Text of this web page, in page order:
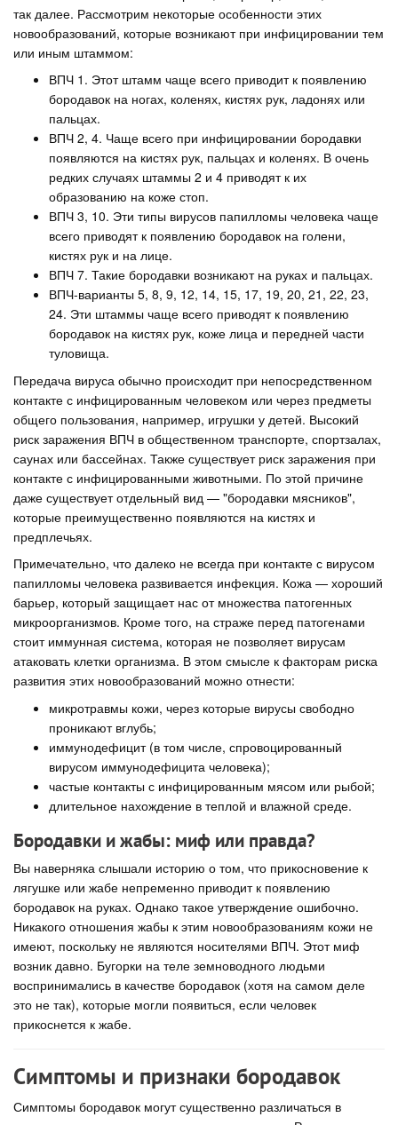
так далее. Рассмотрим некоторые особенности этих
новообразований, которые возникают при инфицировании тем
или иным штаммом:
ВПЧ 1. Этот штамм чаще всего приводит к появлению
бородавок на ногах, коленях, кистях рук, ладонях или
пальцах.
ВПЧ 2, 4. Чаще всего при инфицировании бородавки
появляются на кистях рук, пальцах и коленях. В очень
редких случаях штаммы 2 и 4 приводят к их
образованию на коже стоп.
ВПЧ 3, 10. Эти типы вирусов папилломы человека чаще
всего приводят к появлению бородавок на голени,
кистях рук и на лице.
ВПЧ 7. Такие бородавки возникают на руках и пальцах.
ВПЧ-варианты 5, 8, 9, 12, 14, 15, 17, 19, 20, 21, 22, 23,
24. Эти штаммы чаще всего приводят к появлению
бородавок на кистях рук, коже лица и передней части
туловища.
Передача вируса обычно происходит при непосредственном
контакте с инфицированным человеком или через предметы
общего пользования, например, игрушки у детей. Высокий
риск заражения ВПЧ в общественном транспорте, спортзалах,
саунах или бассейнах. Также существует риск заражения при
контакте с инфицированными животными. По этой причине
даже существует отдельный вид — "бородавки мясников",
которые преимущественно появляются на кистях и
предплечьях.
Примечательно, что далеко не всегда при контакте с вирусом
папилломы человека развивается инфекция. Кожа — хороший
барьер, который защищает нас от множества патогенных
микроорганизмов. Кроме того, на страже перед патогенами
стоит иммунная система, которая не позволяет вирусам
атаковать клетки организма. В этом смысле к факторам риска
развития этих новообразований можно отнести:
микротравмы кожи, через которые вирусы свободно
проникают вглубь;
иммунодефицит (в том числе, спровоцированный
вирусом иммунодефицита человека);
частые контакты с инфицированным мясом или рыбой;
длительное нахождение в теплой и влажной среде.
Бородавки и жабы: миф или правда?
Вы наверняка слышали историю о том, что прикосновение к
лягушке или жабе непременно приводит к появлению
бородавок на руках. Однако такое утверждение ошибочно.
Никакого отношения жабы к этим новообразованиям кожи не
имеют, поскольку не являются носителями ВПЧ. Этот миф
возник давно. Бугорки на теле земноводного людьми
воспринимались в качестве бородавок (хотя на самом деле
это не так), которые могли появиться, если человек
прикоснется к жабе.
Симптомы и признаки бородавок
Симптомы бородавок могут существенно различаться в